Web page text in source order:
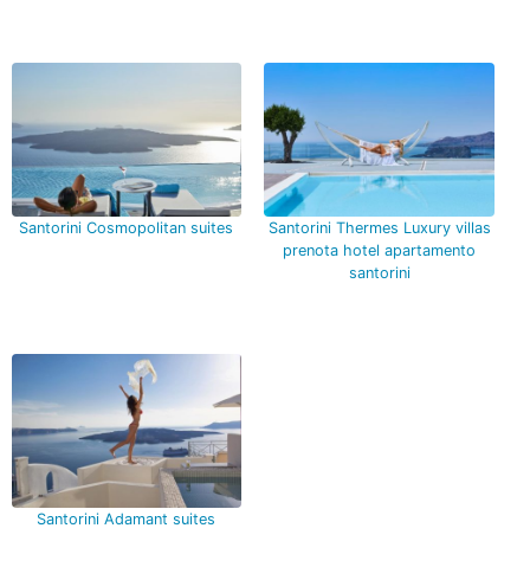
Santorini Cosmopolitan suites
Santorini Thermes Luxury villas
prenota hotel apartamento
santorini
Santorini Adamant suites